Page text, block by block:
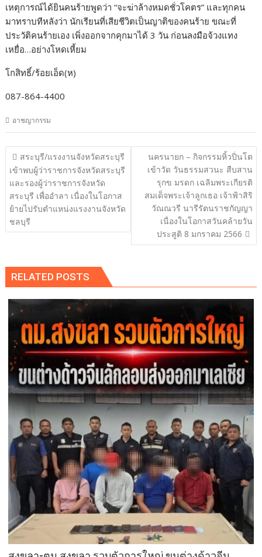
เหตุการณ์ได้ยินคนร้ายพูดว่า “จะฆ่าล้างหมดชั่วโคตร” และทุกคน
มาทราบทีหลังว่า นักเรียนที่เสียชีวิตเป็นญาติของคนร้าย ขณะที่
ประวัติคนร้ายเอง เพิ่งออกจากคุกมาได้ 3 วัน ก่อนลงมือจ้วงแทง
เหยื่อ…อย่างโหดเหี้ยม
โกสิทธิ์/ร้อยเอ็ด(ห)
087-864-4400
อาชญากรรม
แนะแนว
เรื่อง
สระบุรี/แรงงานจังหวัดสระบุรี
เข้าพบผู้ว่าราชการจังหวัดสระบุรี
และรองผู้ว่าราชการจังหวัด
สระบุรี เพื่ออำลา เนื่องในโอกาส
ย้ายไปรับตำแหน่งแรงงานจังหวัด
ชลบุรี
นครนายก – กิจกรรมหิ้วปิ่นโต
เข้าวัด วันธรรมสวนะ สืบสาน
รุกข มรดก เฉลิมพระเกียรติ
สมเด็จพระเจ้าลูกเธอ เจ้าฟ้าสิริ
วัณณวรี นารีรัตนราชกัญญา
เนื่องในโอกาสวันคล้ายวัน
ประสูติ 8 มกราคม 2566
RELATED POSTS